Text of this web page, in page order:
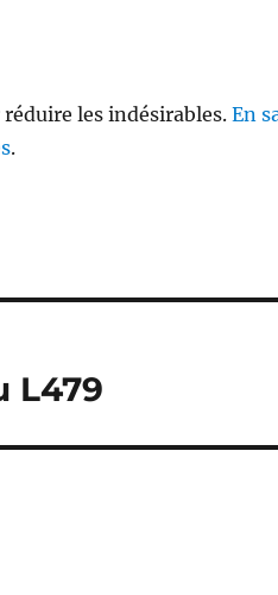
les indésirables.En
.
L479